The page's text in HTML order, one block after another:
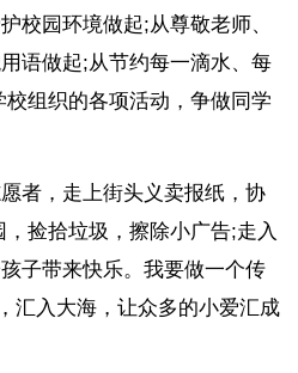
校园环境做起;从尊敬老师、
语做起;从节约每一滴水、每
组织的各项活动，争做同学
者，走上街头义卖报纸，协
捡拾垃圾，擦除小广告;走入
子带来快乐。我要做一个传
汇入大海，让众多的小爱汇成